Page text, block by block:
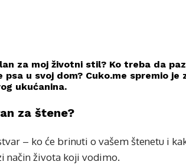
za moj životni stil? Ko treba da
psa u svoj dom? Cuko.me spremio
ukućanina.
za štene?
– ko će brinuti o vašem štenetu i
način života koji vodimo.